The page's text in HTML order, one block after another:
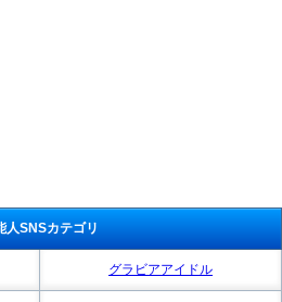
人SNSカテゴリ
グラビアアイドル